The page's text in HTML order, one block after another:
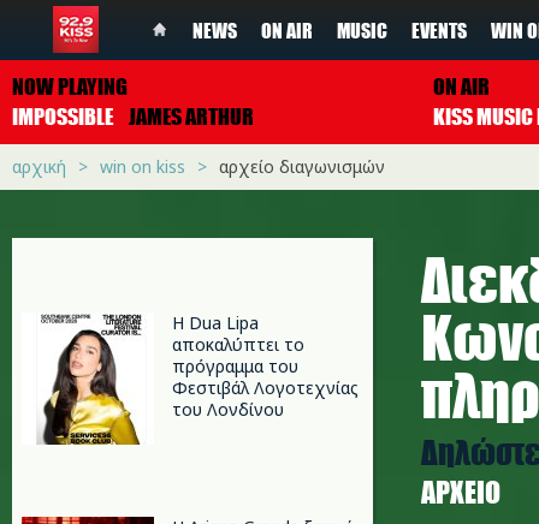
NEWS ON AIR MUSIC EVENTS WIN
NOW PLAYING
IMPOSSIBLE JAMES ARTHUR
ON AIR
αρχική win on kiss αρχείο διαγωνισμών
Η Dua Lipa
αποκαλύπτει το
πρόγραμμα του
Φεστιβάλ Λογοτεχνίας
του Λονδίνου
ΑΡΧΕΊΟ